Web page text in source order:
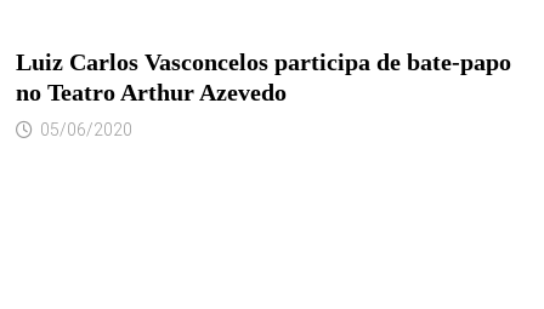
Luiz Carlos Vasconcelos participa de bate-papo
no Teatro Arthur Azevedo
05/06/2020